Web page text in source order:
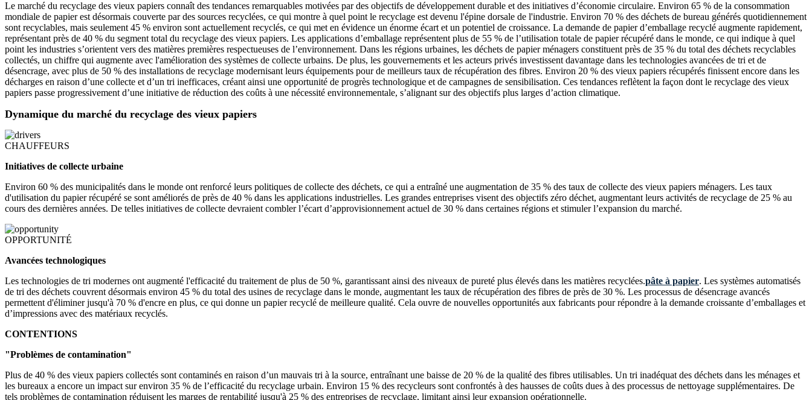
Le marché du recyclage des vieux papiers connaît des tendances remarquables motivées par des objectifs de développement durable et des initiatives d’économie circulaire. Environ 65 % de la consommation
mondiale de papier est désormais couverte par des sources recyclées, ce qui montre à quel point le recyclage est devenu l'épine dorsale de l'industrie. Environ 70 % des déchets de bureau générés quotidiennement
sont recyclables, mais seulement 45 % environ sont actuellement recyclés, ce qui met en évidence un énorme écart et un potentiel de croissance. La demande de papier d’emballage recyclé augmente rapidement,
représentant près de 40 % du segment total du recyclage des vieux papiers. Les applications d’emballage représentent plus de 55 % de l’utilisation totale de papier récupéré dans le monde, ce qui indique à quel
point les industries s’orientent vers des matières premières respectueuses de l’environnement. Dans les régions urbaines, les déchets de papier ménagers constituent près de 35 % du total des déchets recyclables
collectés, un chiffre qui augmente avec l'amélioration des systèmes de collecte urbains. De plus, les gouvernements et les acteurs privés investissent davantage dans les technologies avancées de tri et de
désencrage, avec plus de 50 % des installations de recyclage modernisant leurs équipements pour de meilleurs taux de récupération des fibres. Environ 20 % des vieux papiers récupérés finissent encore dans les
décharges en raison d’une collecte et d’un tri inefficaces, créant ainsi une opportunité de progrès technologique et de campagnes de sensibilisation. Ces tendances reflètent la façon dont le recyclage des vieux
papiers passe progressivement d’une initiative de réduction des coûts à une nécessité environnementale, s’alignant sur des objectifs plus larges d’action climatique.
Dynamique du marché du recyclage des vieux papiers
CHAUFFEURS
Initiatives de collecte urbaine
Environ 60 % des municipalités dans le monde ont renforcé leurs politiques de collecte des déchets, ce qui a entraîné une augmentation de 35 % des taux de collecte des vieux papiers ménagers. Les taux
d'utilisation du papier récupéré se sont améliorés de près de 40 % dans les applications industrielles. Les grandes entreprises visent des objectifs zéro déchet, augmentant leurs activités de recyclage de 25 % au
cours des dernières années. De telles initiatives de collecte devraient combler l’écart d’approvisionnement actuel de 30 % dans certaines régions et stimuler l’expansion du marché.
OPPORTUNITÉ
Avancées technologiques
Les technologies de tri modernes ont augmenté l'efficacité du traitement de plus de 50 %, garantissant ainsi des niveaux de pureté plus élevés dans les matières recyclées.pâte à papier. Les systèmes automatisés
de tri des déchets couvrent désormais environ 45 % du total des usines de recyclage dans le monde, augmentant les taux de récupération des fibres de près de 30 %. Les processus de désencrage avancés
permettent d'éliminer jusqu'à 70 % d'encre en plus, ce qui donne un papier recyclé de meilleure qualité. Cela ouvre de nouvelles opportunités aux fabricants pour répondre à la demande croissante d’emballages et
d’impressions avec des matériaux recyclés.
CONTENTIONS
"Problèmes de contamination"
Plus de 40 % des vieux papiers collectés sont contaminés en raison d’un mauvais tri à la source, entraînant une baisse de 20 % de la qualité des fibres utilisables. Un tri inadéquat des déchets dans les ménages et
les bureaux a encore un impact sur environ 35 % de l’efficacité du recyclage urbain. Environ 15 % des recycleurs sont confrontés à des hausses de coûts dues à des processus de nettoyage supplémentaires. De
tels problèmes de contamination réduisent les marges de rentabilité jusqu'à 25 % des entreprises de recyclage, limitant ainsi leur expansion opérationnelle.